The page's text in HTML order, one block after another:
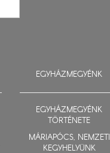
EGYHÁZMEGYÉNK
EGYHÁZMEGYÉNK
TÖRTÉNETE
MÁRIAPÓCS, NEMZETI
KEGYHELYÜNK